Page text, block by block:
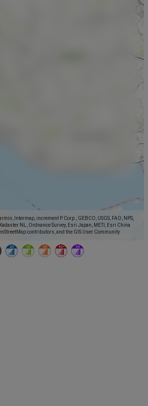
Intermap, increment P Corp., GEBCO, USGS, FAO, NPS,
NL, Ordnance Survey, Esri Japan, METI, Esri China
contributors, and the GIS User Community